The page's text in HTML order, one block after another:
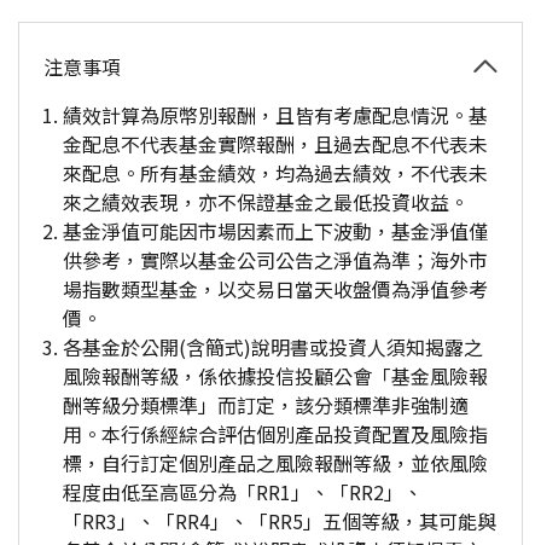
注意事項
績效計算為原幣別報酬，且皆有考慮配息情況。基
金配息不代表基金實際報酬，且過去配息不代表未
來配息。所有基金績效，均為過去績效，不代表未
來之績效表現，亦不保證基金之最低投資收益。
基金淨值可能因市場因素而上下波動，基金淨值僅
供參考，實際以基金公司公告之淨值為準；海外市
場指數類型基金，以交易日當天收盤價為淨值參考
價。
各基金於公開(含簡式)說明書或投資人須知揭露之
風險報酬等級，係依據投信投顧公會「基金風險報
酬等級分類標準」而訂定，該分類標準非強制適
用。本行係經綜合評估個別產品投資配置及風險指
標，自行訂定個別產品之風險報酬等級，並依風險
程度由低至高區分為「RR1」、「RR2」、
「RR3」、「RR4」、「RR5」五個等級，其可能與